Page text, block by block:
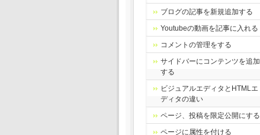
ブログの記事を新規追加する
Youtubeの動画を記事に入れる
コメントの管理をする
サイドバーにコンテンツを追加
する
ビジュアルエディタとHTMLエ
ディタの違い
ページ、投稿を限定公開にする
ページに属性を付ける